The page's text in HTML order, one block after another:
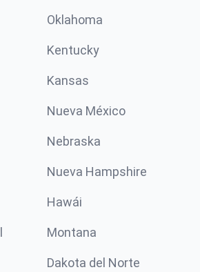
Oklahoma
Kentucky
Kansas
Nueva México
Nebraska
Nueva Hampshire
Hawái
Montana
Dakota del Norte